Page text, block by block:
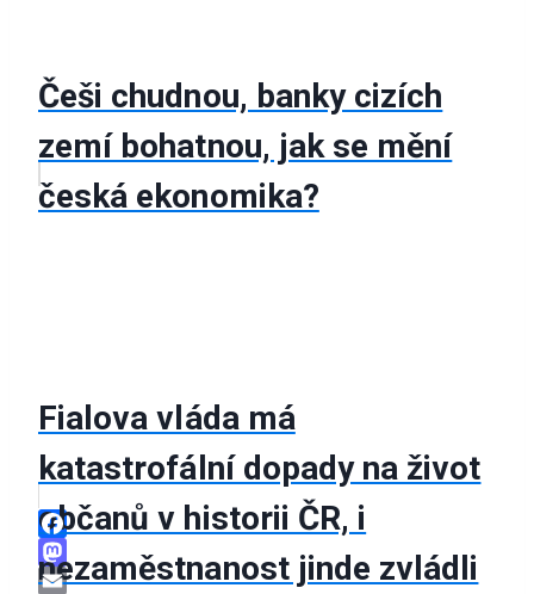
Češi chudnou, banky cizích
zemí bohatnou, jak se mění
česká ekonomika?
Fialova vláda má
katastrofální dopady na život
občanů v historii ČR, i
nezaměstnanost jinde zvládli
Facebook
Mastodon